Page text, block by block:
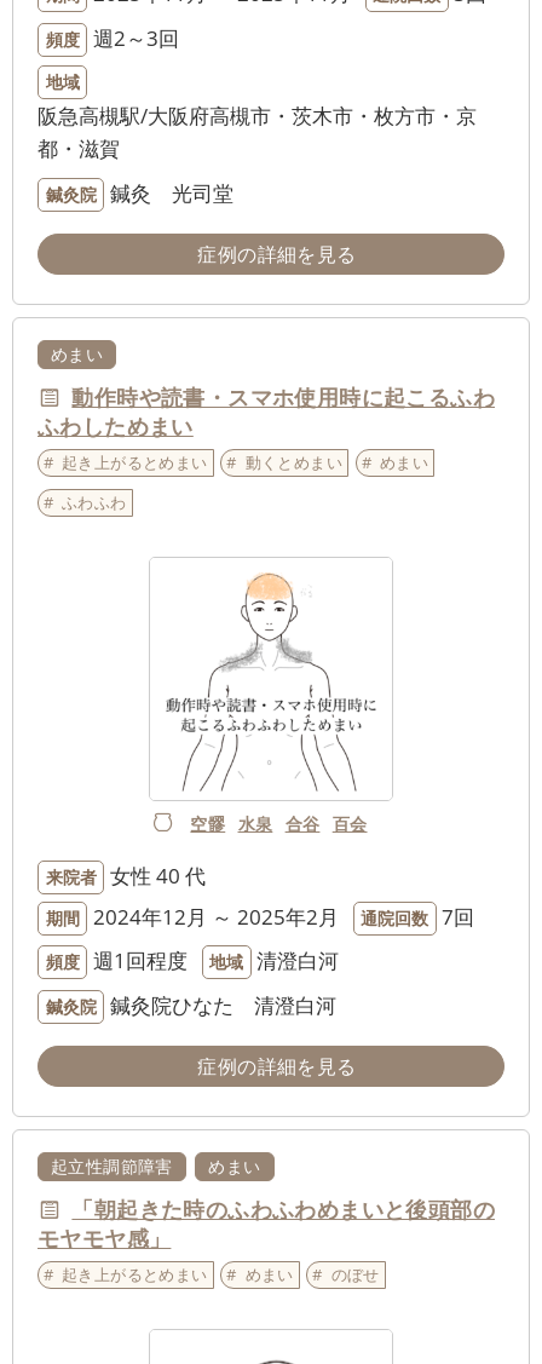
頻度 週2～3回
地域
阪急高槻駅/大阪府高槻市・茨木市・枚方市・京
都・滋賀
鍼灸院 鍼灸 光司堂
症例の詳細を見る
めまい
動作時や読書・スマホ使用時に起こるふわ
ふわしためまい
起き上がるとめまい 動くとめまい
めまい
ふわふわ
空髎 水泉 合谷 百会
来院者 女性 40 代
期間 2024年12月 ～ 2025年2月 通院回数 7回
頻度 週1回程度 地域 清澄白河
鍼灸院 鍼灸院ひなた 清澄白河
症例の詳細を見る
起立性調節障害 めまい
「朝起きた時のふわふわめまいと後頭部の
モヤモヤ感」
起き上がるとめまい めまい のぼせ